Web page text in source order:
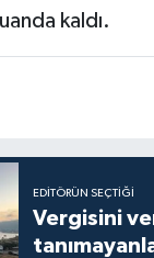
kaldı.
EDITÖRÜN SEÇTIĞI
Vergisini